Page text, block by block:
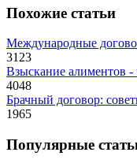
Похожие статьи
Международные
3123
Взыскание алиментов -
4048
Брачный договор:
1965
Популярные